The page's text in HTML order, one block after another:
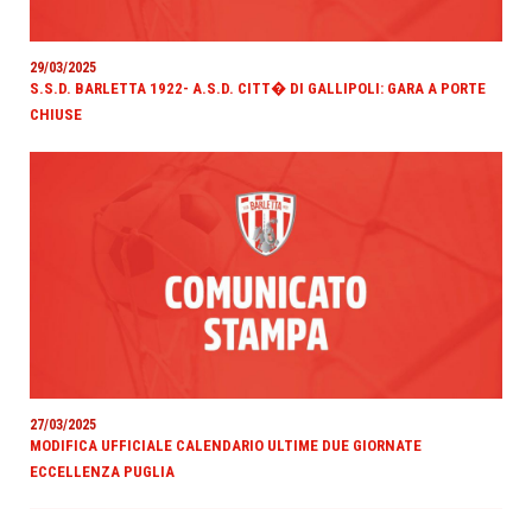
29/03/2025
S.S.D. BARLETTA 1922- A.S.D. CITT� DI GALLIPOLI: GARA A PORTE
CHIUSE
27/03/2025
MODIFICA UFFICIALE CALENDARIO ULTIME DUE GIORNATE
ECCELLENZA PUGLIA